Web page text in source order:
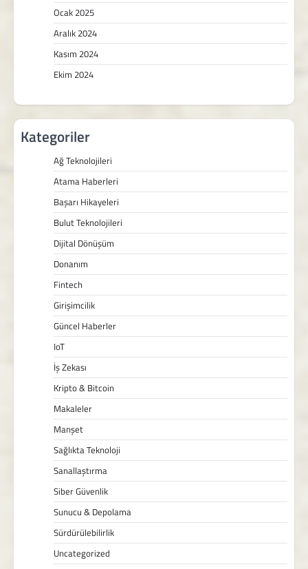
Ocak 2025
Aralık 2024
Kasım 2024
Ekim 2024
Kategoriler
Ağ Teknolojileri
Atama Haberleri
Başarı Hikayeleri
Bulut Teknolojileri
Dijital Dönüşüm
Donanım
Fintech
Girişimcilik
Güncel Haberler
IoT
İş Zekası
Kripto & Bitcoin
Makaleler
Manşet
Sağlıkta Teknoloji
Sanallaştırma
Siber Güvenlik
Sunucu & Depolama
Sürdürülebilirlik
Uncategorized